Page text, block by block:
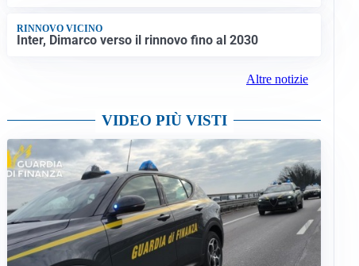
RINNOVO VICINO
Inter, Dimarco verso il rinnovo fino al 2030
Altre notizie
VIDEO PIÙ VISTI